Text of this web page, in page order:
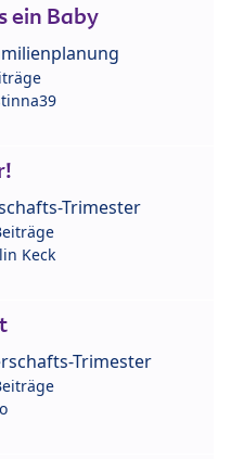
ein Baby
Trimester
Keck
Trimester